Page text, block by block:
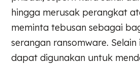
hingga merusak perangkat
meminta tebusan sebagai
serangan ransomware.
dapat digunakan untuk